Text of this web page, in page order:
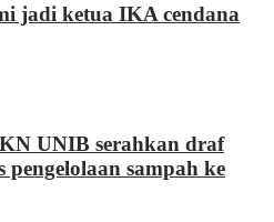
jadi ketua IKA cendana
UNIB serahkan draf
pengelolaan sampah ke